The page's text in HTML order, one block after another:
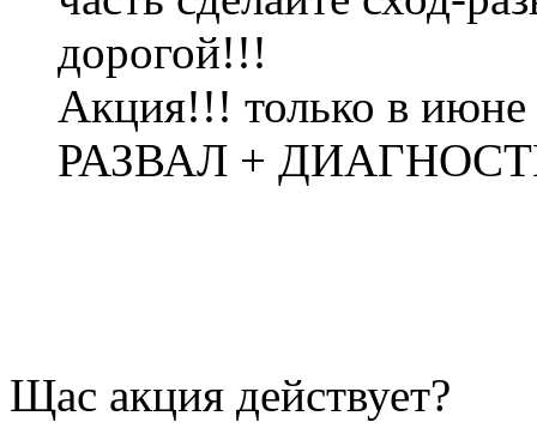
дорогой!!!
Акция!!! только в
РАЗВАЛ +
Щас акция действует?